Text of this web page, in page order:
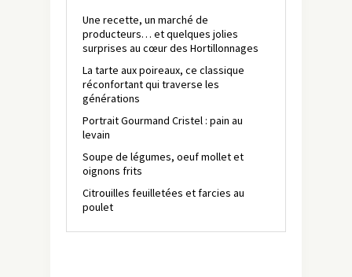
Une recette, un marché de
producteurs… et quelques jolies
surprises au cœur des Hortillonnages
La tarte aux poireaux, ce classique
réconfortant qui traverse les
générations
Portrait Gourmand Cristel : pain au
levain
Soupe de légumes, oeuf mollet et
oignons frits
Citrouilles feuilletées et farcies au
poulet